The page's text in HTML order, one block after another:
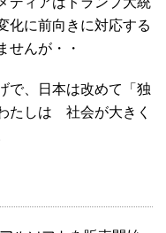
化に前向きに対応する
せんが・・
で、日本は改めて「独
たしは 社会が大きく